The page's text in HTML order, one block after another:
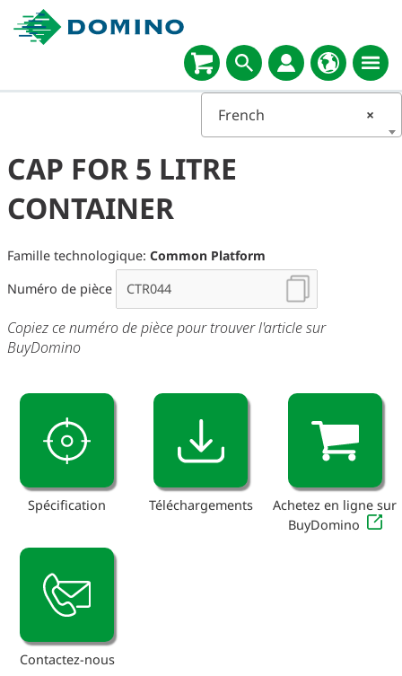
×
French
CAP FOR 5 LITRE
CONTAINER
Famille technologique: Common Platform
Numéro de pièce
Copiez ce numéro de pièce pour trouver l'article sur
BuyDomino
Spécification Téléchargements
Achetez en ligne sur
BuyDomino
Contactez-nous